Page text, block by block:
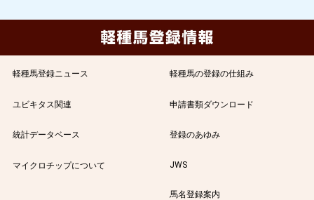
軽種馬登録ニュース 軽種馬の登録の仕組み
ユビキタス関連 申請書類ダウンロード
統計データベース 登録のあゆみ
マイクロチップについて JWS
馬名登録案内